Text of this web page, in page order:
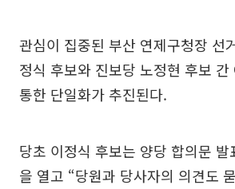
관심이 집중된 부산 연제구청장 선
정식 후보와 진보당 노정현 후보 간
통한 단일화가 추진된다.
당초 이정식 후보는 양당 합의문 발
을 열고 “당원과 당사자의 의견도